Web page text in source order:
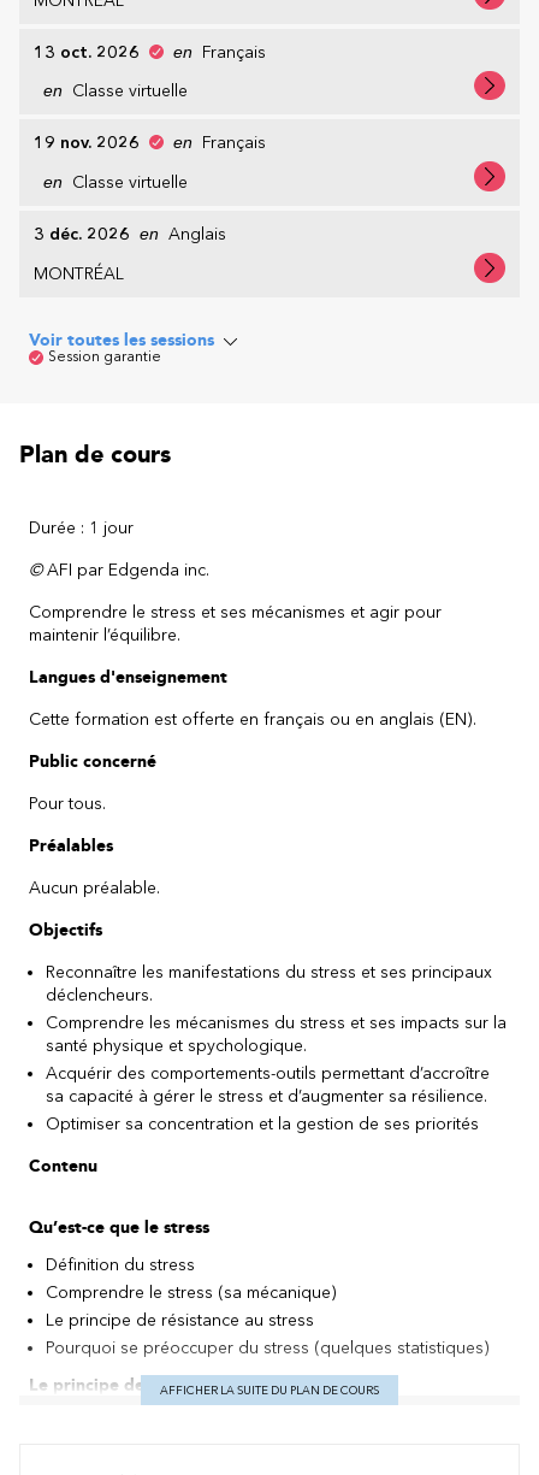
13 oct. 2026 en Français
en Classe virtuelle
19 nov. 2026 en Français
en Classe virtuelle
3 déc. 2026 en Anglais
MONTRÉAL
Voir toutes les sessions
Session garantie
Plan de cours
Durée : 1 jour
©AFI par Edgenda inc.
Comprendre le stress et ses mécanismes et agir pour
maintenir l’équilibre.
Langues d'enseignement
Cette formation est offerte en français ou en anglais (EN).
Public concerné
Pour tous.
Préalables
Aucun préalable.
Objectifs
Reconnaître les manifestations du stress et ses principaux
déclencheurs.
Comprendre les mécanismes du stress et ses impacts sur la
santé physique et spychologique.
Acquérir des comportements-outils permettant d’accroître
sa capacité à gérer le stress et d’augmenter sa résilience.
Optimiser sa concentration et la gestion de ses priorités
Contenu
Qu’est-ce que le stress
Définition du stress
Comprendre le stress (sa mécanique)
Le principe de résistance au stress
Pourquoi se préoccuper du stress (quelques statistiques)
Le principe de résonnance au stress
AFFICHER LA SUITE DU PLAN DE COURS